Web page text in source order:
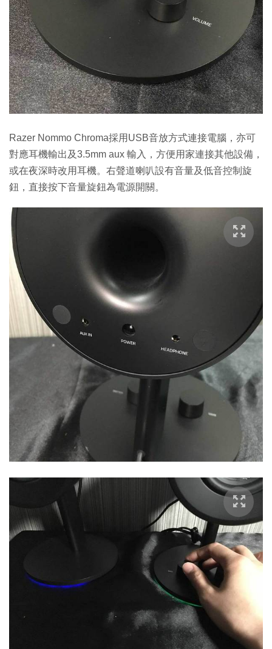
Razer Nommo Chroma採用USB音放方式連接電腦，亦可
對應耳機輸出及3.5mm aux 輸入，方便用家連接其他設備，
或在夜深時改用耳機。右聲道喇叭設有音量及低音控制旋
鈕，直接按下音量旋鈕為電源開關。